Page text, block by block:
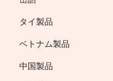
タイ製品
ベトナム製品
中国製品